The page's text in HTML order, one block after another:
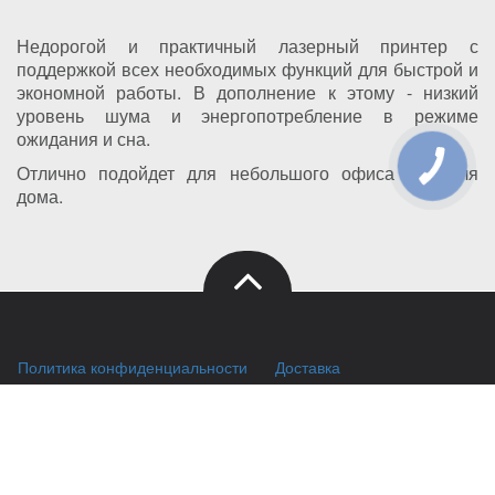
Недорогой и практичный лазерный принтер с
поддержкой всех необходимых функций для быстрой и
экономной работы. В дополнение к этому - низкий
уровень шума и энергопотребление в режиме
ожидания и сна.
Отлично подойдет для небольшого офиса или для
дома.
Политика конфиденциальности
Правила хранения куки (cookies)
Доставка
Оплата